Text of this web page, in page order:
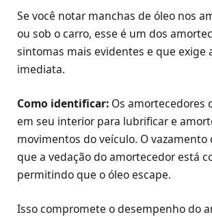
Se você notar manchas de óleo nos
ou sob o carro, esse é um dos
sintomas mais evidentes e que exige
imediata.
Como identificar: Os amortecedores
em seu interior para lubrificar e
movimentos do veículo. O vazamento
que a vedação do amortecedor está
permitindo que o óleo escape.
Isso compromete o desempenho do